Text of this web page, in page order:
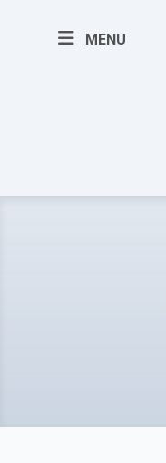
MENU